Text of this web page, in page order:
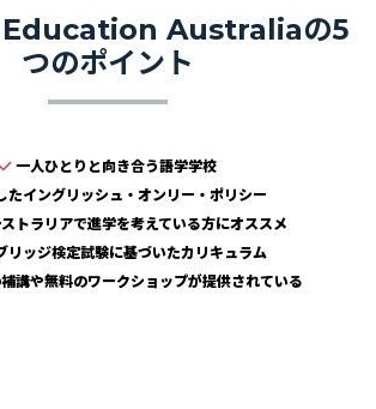
Australiaの5
つのポイント
一人ひとりと向き合う語学学校
たイングリッシュ・オンリー・ポリシー
トラリアで進学を考えている方にオススメ
リッジ検定試験に基づいたカリキュラム
講や無料のワークショップが提供されている